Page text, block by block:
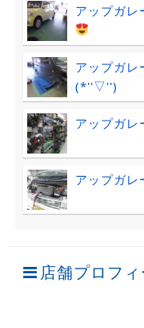
アップガ
アップガ
(*''▽'')
アップガ
アップガ
店舗プロフィ